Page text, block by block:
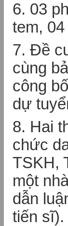
6. 03
tem,
7. Đề
cùng
công
dự
8. Hai
chức
TSKH,
một
dẫn
tiến sĩ).